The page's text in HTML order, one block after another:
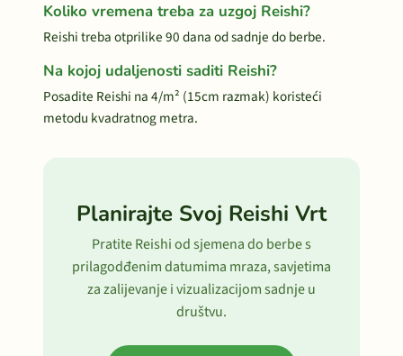
Koliko vremena treba za uzgoj Reishi?
Reishi treba otprilike 90 dana od sadnje do berbe.
Na kojoj udaljenosti saditi Reishi?
Posadite Reishi na 4/m² (15cm razmak) koristeći
metodu kvadratnog metra.
Planirajte Svoj Reishi Vrt
Pratite Reishi od sjemena do berbe s
prilagodđenim datumima mraza, savjetima
za zalijevanje i vizualizacijom sadnje u
društvu.